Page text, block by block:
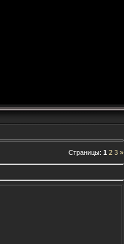
Страницы: 1 2 3 »